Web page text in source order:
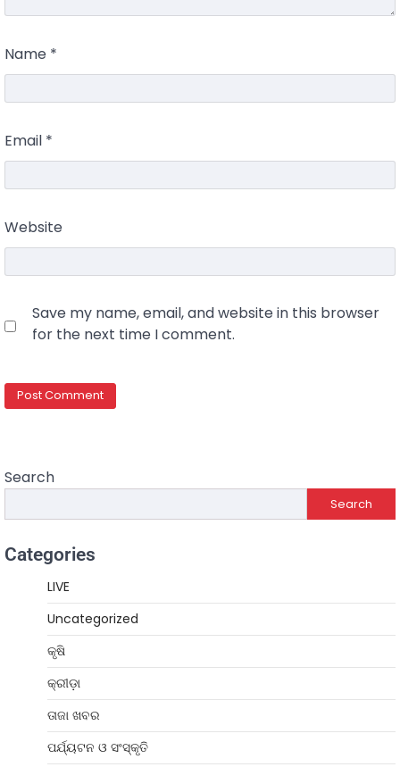
Name *
Email *
Website
Save my name, email, and website in this browser
for the next time I comment.
Search
Search
Categories
LIVE
Uncategorized
କୃଷି
କ୍ରୀଡ଼ା
ତାଜା ଖବର
ପର୍ଯ୍ୟଟନ ଓ ସଂସ୍କୃତି